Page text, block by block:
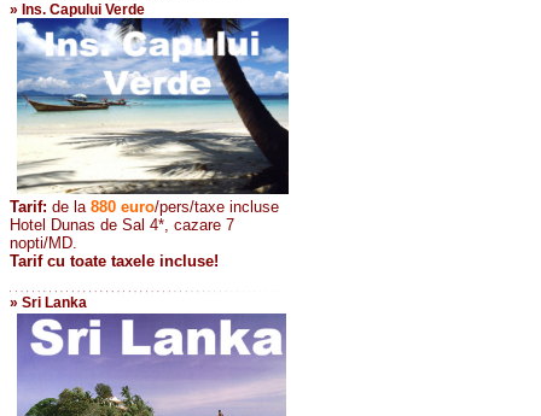
» Ins. Capului Verde
Tarif: de la 880 euro/pers/taxe incluse
Hotel Dunas de Sal 4*, cazare 7
nopti/MD.
Tarif cu toate taxele incluse!
» Sri Lanka